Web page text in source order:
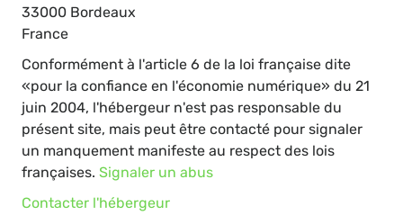
33000 Bordeaux
France
Conformément à l'article 6 de la loi française dite
«pour la confiance en l'économie numérique» du 21
juin 2004, l'hébergeur n'est pas responsable du
présent site, mais peut être contacté pour signaler
un manquement manifeste au respect des lois
françaises. Signaler un abus
Contacter l'hébergeur